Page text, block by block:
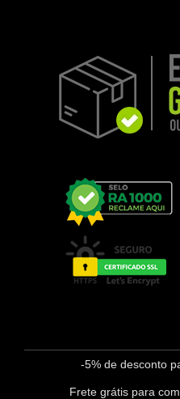
-5% de desconto
Frete grátis para